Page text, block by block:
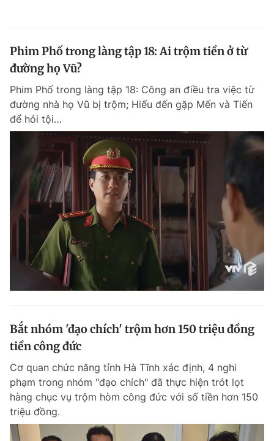
Phim Phố trong làng tập 18: Ai trộm tiền ở từ
đường họ Vũ?
Phim Phố trong làng tập 18: Công an điều tra việc từ
đường nhà họ Vũ bị trộm; Hiếu đến gặp Mến và Tiến
để hỏi tội…
Bắt nhóm 'đạo chích' trộm hơn 150 triệu đồng
tiền công đức
Cơ quan chức năng tỉnh Hà Tĩnh xác định, 4 nghi
phạm trong nhóm "đạo chích" đã thực hiện trót lọt
hàng chục vụ trộm hòm công đức với số tiền hơn 150
triệu đồng.